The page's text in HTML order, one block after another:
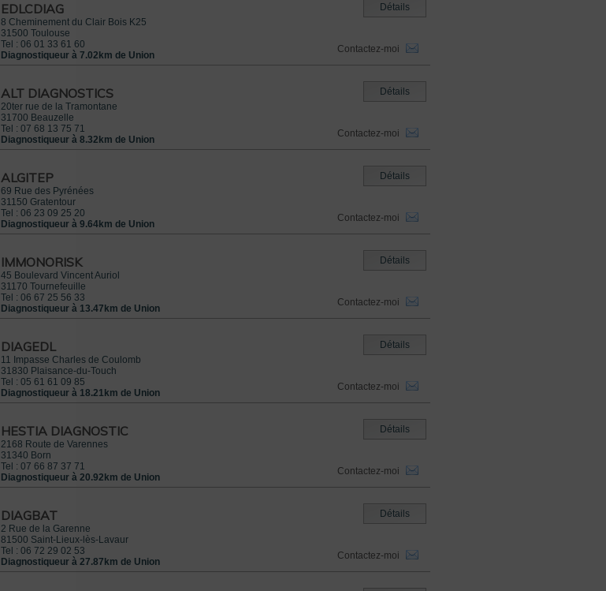
EDLCDIAG
8 Cheminement du Clair Bois K25
31500 Toulouse
Tel : 06 01 33 61 60
Diagnostiqueur à 7.02km de Union
Détails
Contactez-moi
ALT DIAGNOSTICS
20ter rue de la Tramontane
31700 Beauzelle
Tel : 07 68 13 75 71
Diagnostiqueur à 8.32km de Union
Détails
Contactez-moi
ALGITEP
69 Rue des Pyrénées
31150 Gratentour
Tel : 06 23 09 25 20
Diagnostiqueur à 9.64km de Union
Détails
Contactez-moi
IMMONORISK
45 Boulevard Vincent Auriol
31170 Tournefeuille
Tel : 06 67 25 56 33
Diagnostiqueur à 13.47km de Union
Détails
Contactez-moi
DIAGEDL
11 Impasse Charles de Coulomb
31830 Plaisance-du-Touch
Tel : 05 61 61 09 85
Diagnostiqueur à 18.21km de Union
Détails
Contactez-moi
HESTIA DIAGNOSTIC
2168 Route de Varennes
31340 Born
Tel : 07 66 87 37 71
Diagnostiqueur à 20.92km de Union
Détails
Contactez-moi
DIAGBAT
2 Rue de la Garenne
81500 Saint-Lieux-lès-Lavaur
Tel : 06 72 29 02 53
Diagnostiqueur à 27.87km de Union
Détails
Contactez-moi